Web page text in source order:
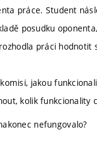
práce. Student
posudku
práci hodnotit
jakou
kolik funkcionality
nefungovalo?